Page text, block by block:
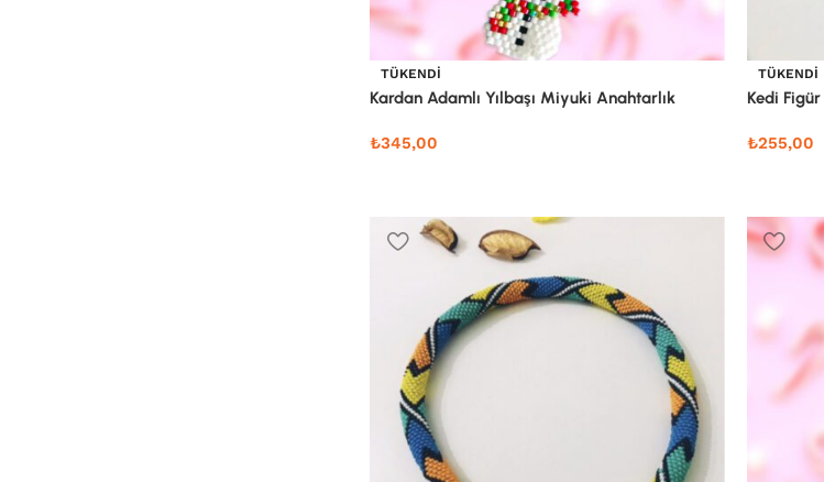
TÜKENDI
Kardan Adamlı Yılbaşı Miyuki Anahtarlık
₺345,00
TÜKENDI
Kedi
₺255,00